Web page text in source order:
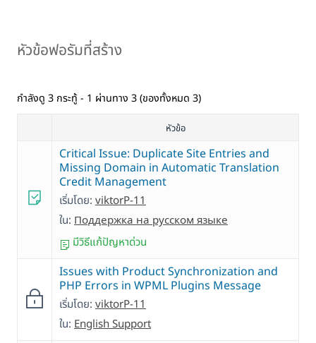
หัวข้อฟอรัมที่สร้าง
กำลังดู 3 กระทู้ - 1 ผ่านทาง 3 (ของทั้งหมด 3)
หัวข้อ
Critical Issue: Duplicate Site Entries and
Missing Domain in Automatic Translation
Credit Management
เริ่มโดย: viktorP-11
ใน: Поддержка на русском языке
มีวิธีแก้ปัญหาด่วน
Issues with Product Synchronization and
PHP Errors in WPML Plugins Message
เริ่มโดย: viktorP-11
ใน: English Support